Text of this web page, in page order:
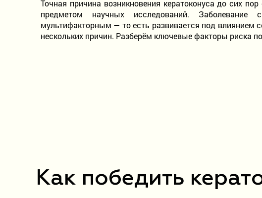
Точная причина возникновения кератоконуса до сих пор
предметом научных исследований. Заболевание
мультифакторным — то есть развивается под влиянием
нескольких причин. Разберём ключевые факторы риска
Как победить